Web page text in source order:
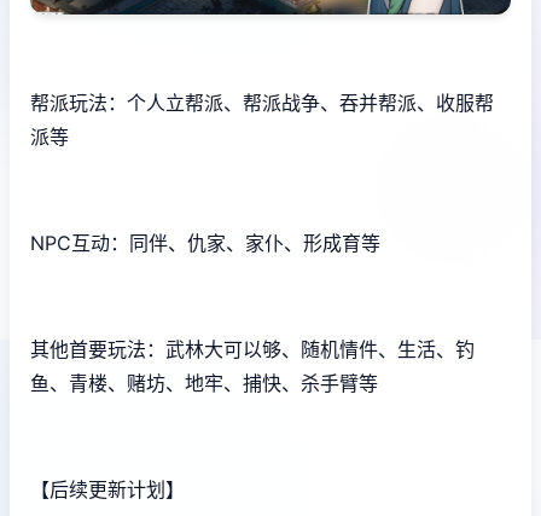
帮派玩法：个人立帮派、帮派战争、吞并帮派、收服帮
派等
NPC互动：同伴、仇家、家仆、形成育等
其他首要玩法：武林大可以够、随机情件、生活、钓
鱼、青楼、赌坊、地牢、捕快、杀手臂等
【后续更新计划】